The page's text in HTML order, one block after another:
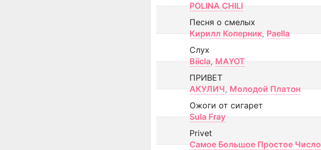
POLINA CHILI
Песня о смелых
Кирилл Коперник, Paella
Слух
Biicla, MAYOT
ПРИВЕТ
АКУЛИЧ, Молодой Платон
Ожоги от сигарет
Sula Fray
Privet
Самое Большое Простое Число